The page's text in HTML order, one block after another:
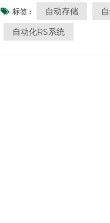
功能和流程：1. 库存管理：ASRS系统维护着准确的库存数据库，实时跟踪每件
商品的位置和数量。这...
标签 : 自动存储
自动化RS系统